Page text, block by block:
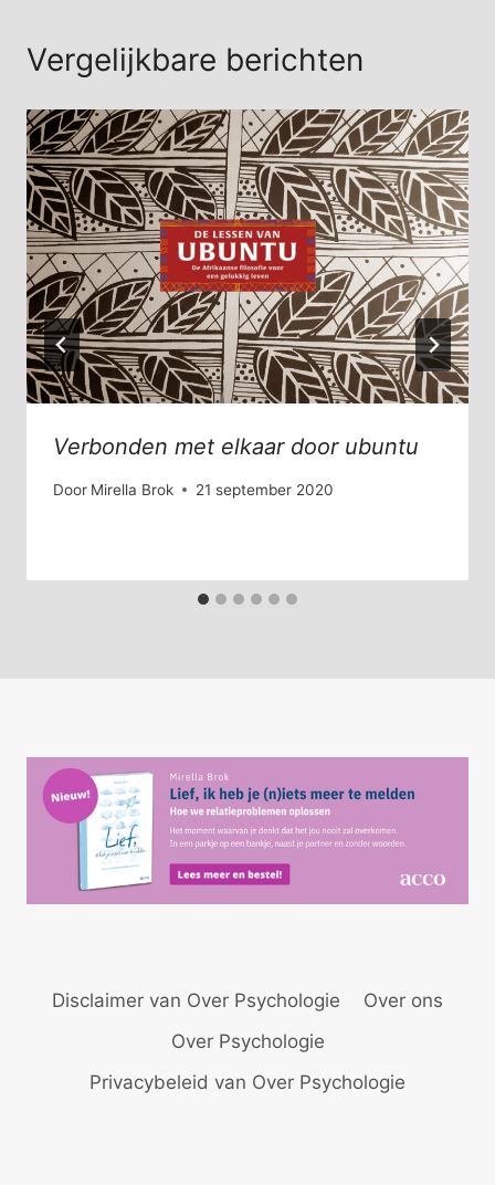
Vergelijkbare berichten
Verbonden met elkaar door ubuntu
Door Mirella Brok 21 september 2020
Disclaimer van Over Psychologie
Over ons
Over Psychologie
Privacybeleid van Over Psychologie